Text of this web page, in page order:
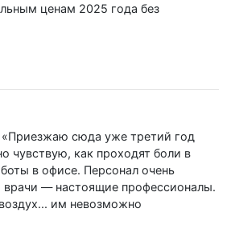
ценам 2025 года без
«Приезжаю сюда уже третий год
чувствую, как проходят боли в
в офисе. Персонал очень
врачи — настоящие профессионалы.
им невозможно